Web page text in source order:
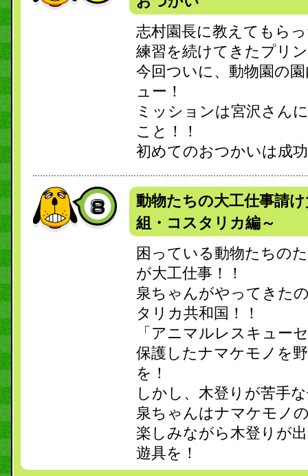
志村園長に教えてもら
練習を続けてきたプリ
今回ついに、動物園の
ュー！
ミッションは宮沢さん
こと！！
初めてのおつかいは成
動物たちの大工仕事請
組・コスタリカ編～
困っている動物たちの
が大工仕事！！
泉ちゃんがやってきた
タリカ共和国！！
「アニマルレスキュー
保護したナマケモノを
を！
しかし、木登りが苦手
泉ちゃんはナマケモノ
楽しみながら木登りが
遊具を！